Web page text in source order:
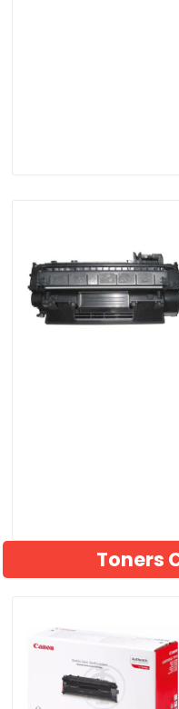
Toners